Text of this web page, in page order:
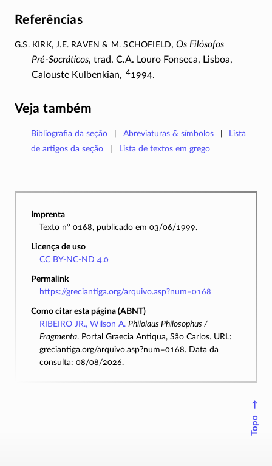
Referências
G.S. Kirk, J.E. Raven & M. Schofield,Os Filósofos
Pré-Socráticos, trad. C.A. Louro Fonseca, Lisboa,
Calouste Kulbenkian, 41994.
Veja também
Bibliografia da seção Abreviaturas & símbolos
Lista
de artigos da seção
Lista de textos em grego
Imprenta
Texto nº 0168, publicado em 03/06/1999.
Licença de uso
CC BY-NC-ND 4.0
Permalink
https://greciantiga.org/arquivo.asp?num=0168
Como citar esta página (ABNT)
RIBEIRO JR., Wilson A. Philolaus Philosophus /
Fragmenta. Portal Graecia Antiqua, São Carlos. URL:
greciantiga.org/arquivo.asp?num=0168. Data da
consulta: 08/08/2026.
↑
Topo